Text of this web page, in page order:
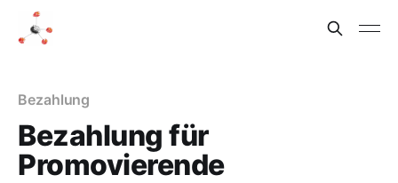
Bezahlung
Bezahlung für
Promovierende